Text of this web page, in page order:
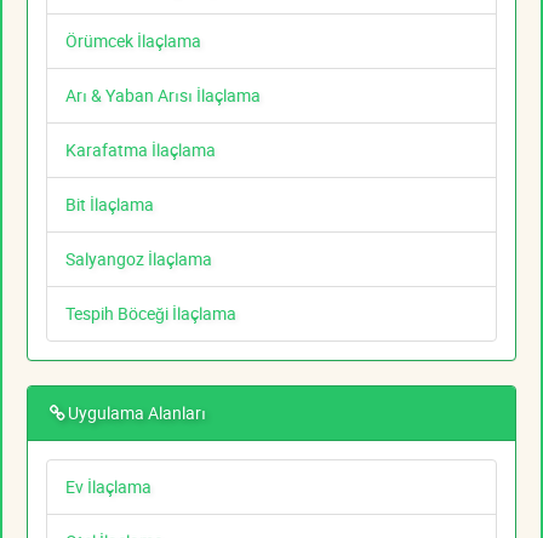
Örümcek İlaçlama
Arı & Yaban Arısı İlaçlama
Karafatma İlaçlama
Bit İlaçlama
Salyangoz İlaçlama
Tespih Böceği İlaçlama
Uygulama Alanları
Ev İlaçlama